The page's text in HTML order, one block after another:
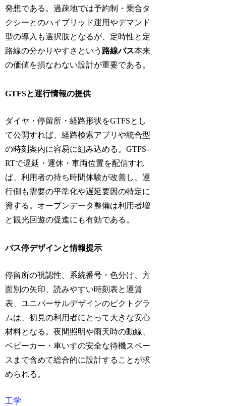
発想である。過疎地では予約制・乗合タ
クシーとのハイブリッド運用やデマンド
型の導入も選択肢となるが、定時性と定
路線の分かりやすさという 路線バス本来
の価値を損なわない設計が重要である。
GTFSと運行情報の提供
ダイヤ・停留所・経路形状をGTFSとし
て公開すれば、経路検索アプリや統合型
の時刻案内に容易に組み込める。GTFS-
RTで遅延・運休・車両位置を配信すれ
ば、利用者の待ち時間体験が改善し、運
行側も需要の平準化や遅延要因の特定に
資する。オープンデータ整備は利用者増
と観光回遊の促進にも有効である。
バス停デザインと情報提示
停留所の視認性、系統番号・色分け、方
面別の矢印、読みやすい時刻表と運賃
表、ユニバーサルデザインのピクトグラ
ムは、初見の利用者にとって大きな安心
材料となる。夜間照明や雨天時の動線、
ベビーカー・車いすの安全な待機スペー
スまで含めて総合的に設計することが求
められる。
工学